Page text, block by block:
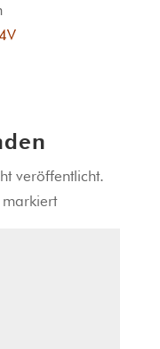
veröffentlicht.
markiert